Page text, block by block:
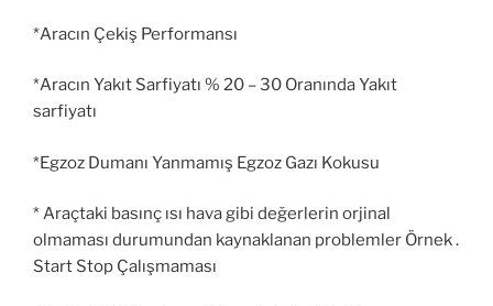
*Aracın Çekiş Performansı
*Aracın Yakıt Sarfiyatı % 20 – 30 Oranında Yakıt
sarfiyatı
*Egzoz Dumanı Yanmamış Egzoz Gazı Kokusu
* Araçtaki basınç ısı hava gibi değerlerin orjinal
olmaması durumundan kaynaklanan problemler Örnek .
Start Stop Çalışmaması